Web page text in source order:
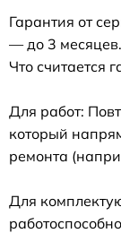
Гарантия от
— до 3 месяцев.
Что считается
Для работ:
который
ремонта
Для